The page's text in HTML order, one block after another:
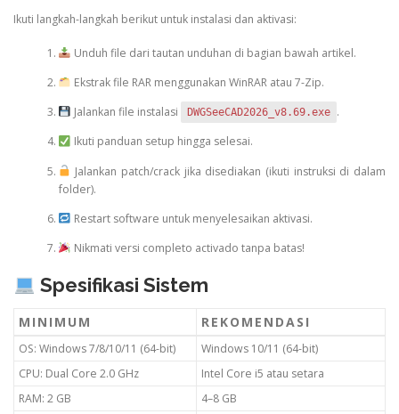
Ikuti langkah-langkah berikut untuk instalasi dan aktivasi:
Unduh file dari tautan unduhan di bagian bawah artikel.
Ekstrak file RAR menggunakan WinRAR atau 7-Zip.
Jalankan file instalasi
DWGSeeCAD2026_v8.69.exe
.
Ikuti panduan setup hingga selesai.
Jalankan patch/crack jika disediakan (ikuti instruksi di dalam
folder).
Restart software untuk menyelesaikan aktivasi.
Nikmati versi completo activado tanpa batas!
Spesifikasi Sistem
MINIMUM REKOMENDASI
OS: Windows 7/8/10/11 (64-bit)
Windows 10/11 (64-bit)
CPU: Dual Core 2.0 GHz
Intel Core i5 atau setara
RAM: 2 GB
4–8 GB